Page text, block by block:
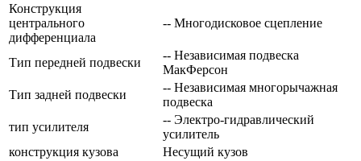
Конструкция
центрального
дифференциала
-- Многодисковое сцепление
Тип передней подвески
-- Независимая подвеска
МакФерсон
Тип задней подвески
-- Независимая многорычажная
подвеска
тип усилителя
-- Электро-гидравлический
усилитель
конструкция кузова
Несущий кузов